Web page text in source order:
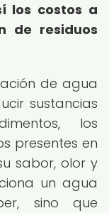
los costos a
de residuos
de agua
sustancias
los
presentes en
sabor, olor y
un agua
sino que